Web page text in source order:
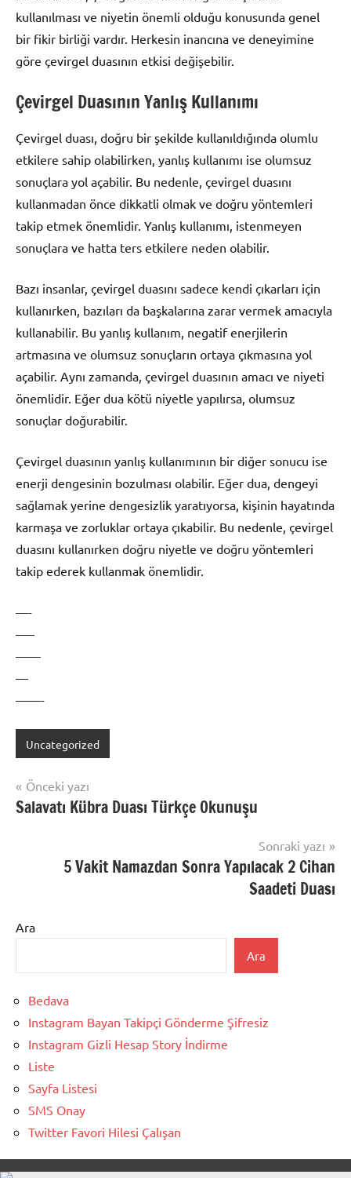
kullanılması ve niyetin önemli olduğu konusunda genel
bir fikir birliği vardır. Herkesin inancına ve deneyimine
göre çevirgel duasının etkisi değişebilir.
Çevirgel Duasının Yanlış Kullanımı
Çevirgel duası, doğru bir şekilde kullanıldığında olumlu
etkilere sahip olabilirken, yanlış kullanımı ise olumsuz
sonuçlara yol açabilir. Bu nedenle, çevirgel duasını
kullanmadan önce dikkatli olmak ve doğru yöntemleri
takip etmek önemlidir. Yanlış kullanımı, istenmeyen
sonuçlara ve hatta ters etkilere neden olabilir.
Bazı insanlar, çevirgel duasını sadece kendi çıkarları için
kullanırken, bazıları da başkalarına zarar vermek amacıyla
kullanabilir. Bu yanlış kullanım, negatif enerjilerin
artmasına ve olumsuz sonuçların ortaya çıkmasına yol
açabilir. Aynı zamanda, çevirgel duasının amacı ve niyeti
önemlidir. Eğer dua kötü niyetle yapılırsa, olumsuz
sonuçlar doğurabilir.
Çevirgel duasının yanlış kullanımının bir diğer sonucu ise
enerji dengesinin bozulması olabilir. Eğer dua, dengeyi
sağlamak yerine dengesizlik yaratıyorsa, kişinin hayatında
karmaşa ve zorluklar ortaya çıkabilir. Bu nedenle, çevirgel
duasını kullanırken doğru niyetle ve doğru yöntemleri
takip ederek kullanmak önemlidir.
—-
—–
——
—
——-
Uncategorized
Yazı
gezinmesi
Önceki yazı
Salavatı Kübra Duası Türkçe Okunuşu
Sonraki yazı
5 Vakit Namazdan Sonra Yapılacak 2 Cihan
Saadeti Duası
Ara
Ara
Bedava
Instagram Bayan Takipçi Gönderme Şifresiz
Instagram Gizli Hesap Story İndirme
Liste
Sayfa Listesi
SMS Onay
Twitter Favori Hilesi Çalışan